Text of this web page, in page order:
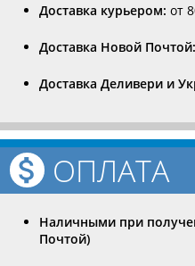
Доставка курьером: от
Доставка Новой Почтой:
Доставка Деливери и
ОПЛАТА
Наличными при
Почтой)